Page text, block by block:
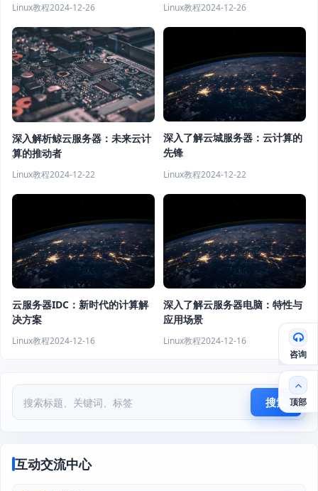
Linux教程2024-12-26 Linux教程2024-12-26
深入解析鲸云服务器：未来云计
算的推动者
Linux教程2024-12-22
深入了解云城服务器：云计算的
先锋
Linux教程2024-12-22
云服务器IDC：新时代的计算解
决方案
Linux教程2024-12-16
深入了解云服务器电脑：特性与
应用场景
Linux教程2024-12-16
搜索
互动交流中心
咨询
顶部